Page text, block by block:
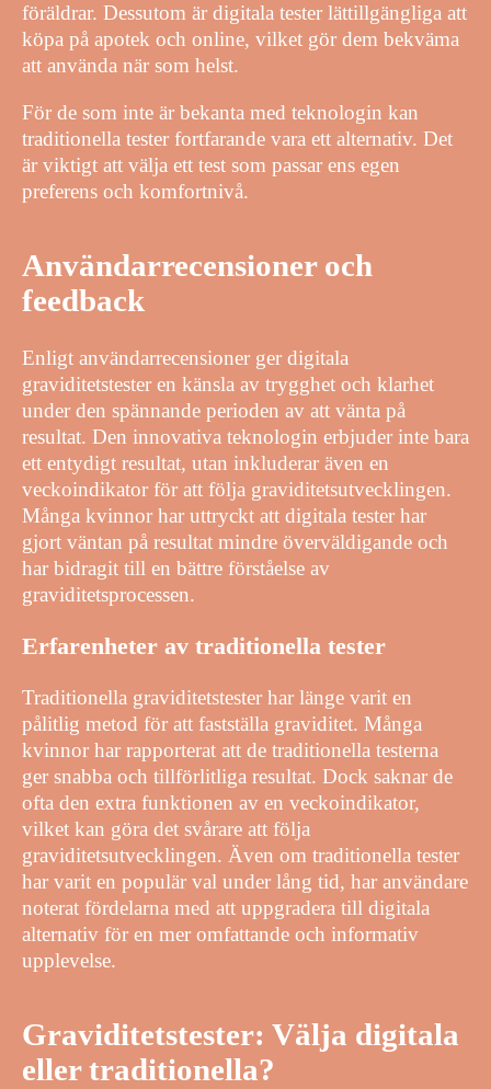
föräldrar. Dessutom är digitala tester lättillgängliga att
köpa på apotek och online, vilket gör dem bekväma
att använda när som helst.
För de som inte är bekanta med teknologin kan
traditionella tester fortfarande vara ett alternativ. Det
är viktigt att välja ett test som passar ens egen
preferens och komfortnivå.
Användarrecensioner och
feedback
Enligt användarrecensioner ger digitala
graviditetstester en känsla av trygghet och klarhet
under den spännande perioden av att vänta på
resultat. Den innovativa teknologin erbjuder inte bara
ett entydigt resultat, utan inkluderar även en
veckoindikator för att följa graviditetsutvecklingen.
Många kvinnor har uttryckt att digitala tester har
gjort väntan på resultat mindre överväldigande och
har bidragit till en bättre förståelse av
graviditetsprocessen.
Erfarenheter av traditionella tester
Traditionella graviditetstester har länge varit en
pålitlig metod för att fastställa graviditet. Många
kvinnor har rapporterat att de traditionella testerna
ger snabba och tillförlitliga resultat. Dock saknar de
ofta den extra funktionen av en veckoindikator,
vilket kan göra det svårare att följa
graviditetsutvecklingen. Även om traditionella tester
har varit en populär val under lång tid, har användare
noterat fördelarna med att uppgradera till digitala
alternativ för en mer omfattande och informativ
upplevelse.
Graviditetstester: Välja digitala
eller traditionella?